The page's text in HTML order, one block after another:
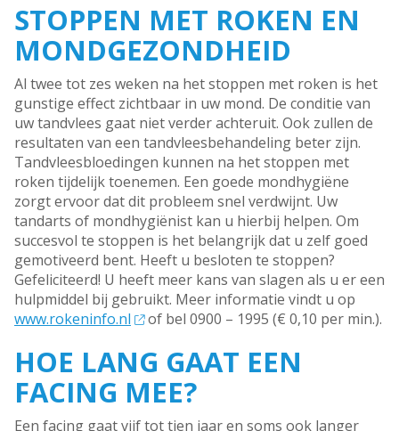
STOPPEN MET ROKEN EN
MONDGEZONDHEID
Al twee tot zes weken na het stoppen met roken is het
gunstige effect zichtbaar in uw mond. De conditie van
uw tandvlees gaat niet verder achteruit. Ook zullen de
resultaten van een tandvleesbehandeling beter zijn.
Tandvleesbloedingen kunnen na het stoppen met
roken tijdelijk toenemen. Een goede mondhygiëne
zorgt ervoor dat dit probleem snel verdwijnt. Uw
tandarts of mondhygiënist kan u hierbij helpen. Om
succesvol te stoppen is het belangrijk dat u zelf goed
gemotiveerd bent. Heeft u besloten te stoppen?
Gefeliciteerd! U heeft meer kans van slagen als u er een
hulpmiddel bij gebruikt. Meer informatie vindt u op
www.rokeninfo.nl
of bel 0900 – 1995 (€ 0,10 per min.).
HOE LANG GAAT EEN
FACING MEE?
Een facing gaat vijf tot tien jaar en soms ook langer